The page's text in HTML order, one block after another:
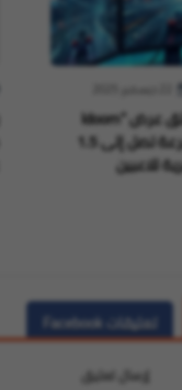
اتصالات الجزائر تطلق عرض "Idoom
Fibre Gamers": سرعة تصل إلى 1.5
للاعبين
تعليقات Facebook
إرسال تعليق